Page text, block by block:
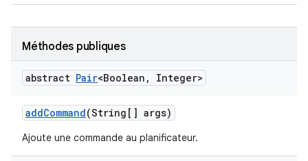
Méthodes publiques
abstract Pair<Boolean , Integer>
addCommand(String[] args)
Ajoute une commande au planificateur.